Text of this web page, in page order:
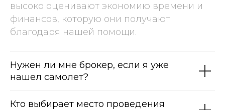
высоко оценивают экономию времени и
финансов, которую они получают
благодаря нашей помощи.
Нужен ли мне брокер, если я уже
нашел самолет?
Кто выбирает место проведения